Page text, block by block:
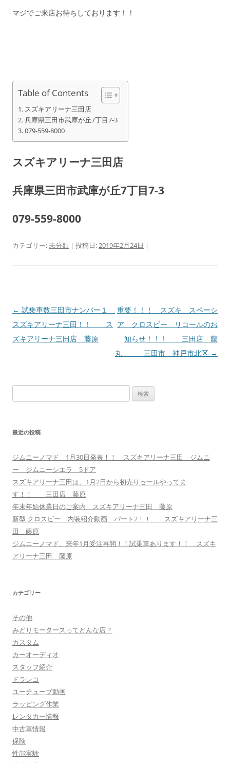
マジでご来店お待ちしております！！
Table of Contents
スズキアリーナ三田店
兵庫県三田市武庫が丘7丁目7-3
079-559-8000
スズキアリーナ三田店
兵庫県三田市武庫が丘7丁目7-3
079-559-8000
カテゴリー:未分類 | 投稿日:2019年2月24日 |
投
稿
ナ
← 試乗車数三田市ナンバー１
スズキアリーナ三田！！ ス
ズキアリーナ三田店 藤原
重要！！！ スズキ スペーシ
ア クロスビー リコールのお
知らせ！！！ 三田店 藤
丸 三田市 神戸市北区 →
索:
最近の投稿
ジムニーノマド 1月30日発表！！ スズキアリーナ三田 ジムニ
ー ジムニーシエラ 5ドア
スズキアリーナ三田は、1月2日から初売りセールやってま
す！！ 三田店 藤原
年末年始休業日のご案内 スズキアリーナ三田 藤原
新型 クロスビー 内装紹介動画 パート2！！ スズキアリーナ三
田 藤原
ジムニーノマド、来年1月受注再開！！試乗車あります！！ スズキ
アリーナ三田 藤原
カテゴリー
その他
みどりモータースってどんな店？
カスタム
カーオーディオ
スタッフ紹介
ドラレコ
ユーチューブ動画
ラッピング作業
レンタカー情報
中古車情報
保険
性能実験